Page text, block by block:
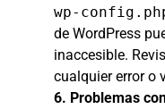
wp-
de WordPress
inaccesible.
cualquier error o
6. Problemas